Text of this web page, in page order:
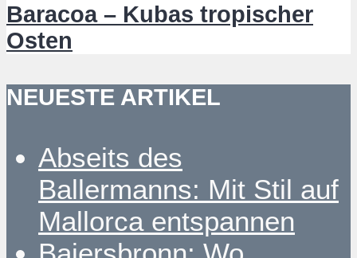
Baracoa – Kubas tropischer
Osten
NEUESTE ARTIKEL
Abseits des
Ballermanns: Mit Stil auf
Mallorca entspannen